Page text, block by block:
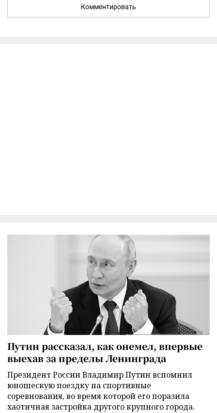
Комментировать
Путин рассказал, как онемел, впервые
выехав за пределы Ленинграда
Президент России Владимир Путин вспомнил
юношескую поездку на спортивные
соревнования, во время которой его поразила
хаотичная застройка другого крупного города.